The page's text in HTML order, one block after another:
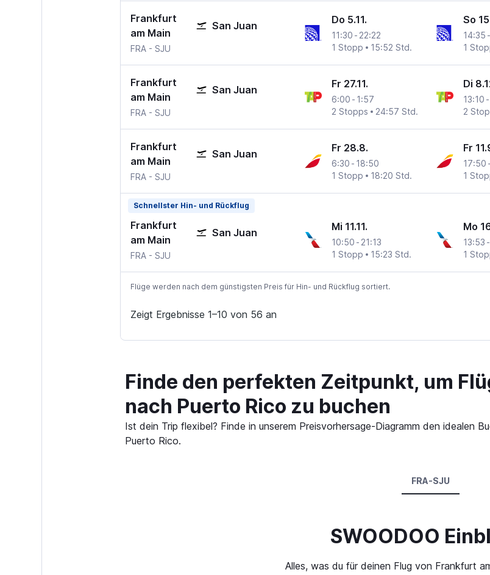
Frankfurt
am Main
San Juan
FRA- SJU
Do 5.11.
11:30 - 22:22
1 Stopp
15:52 Std.
So
14:35 -
1
Frankfurt
am Main
San Juan
FRA- SJU
Fr 27.11.
6:00 - 1:57
2 Stopps
24:57 Std.
Di
13:10 -
2
Frankfurt
am Main
San Juan
FRA- SJU
Fr 28.8.
6:30 - 18:50
1 Stopp
18:20 Std.
Fr
17:50 -
1
Schnellster Hin- und Rückflug
Frankfurt
am Main
San Juan
FRA- SJU
Mi 11.11.
10:50 - 21:13
1 Stopp
15:23 Std.
Mo
13:53 -
1
Flüge werden nach dem günstigsten Preis für Hin- und Rückflug sortiert.
Zeigt Ergebnisse 1–10 von 56 an
Finde den perfekten Zeitpunkt, um
nach Puerto Rico zu buchen
Ist dein Trip flexibel? Finde in unserem Preisvorhersage-Diagramm den idealen
Puerto Rico.
FRA-SJU
SWOODOO
Alles, was du für deinen Flug von Frankfurt